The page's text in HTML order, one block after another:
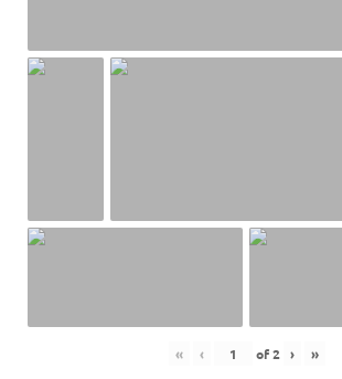
« ‹ of2 › »